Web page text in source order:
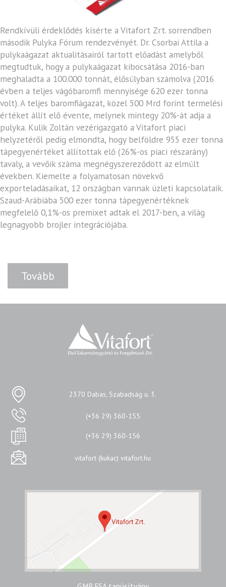
Rendkívüli érdeklődés kísérte a Vitafort Zrt. sorrendben
második Pulyka Fórum rendezvényét. Dr. Csorbai Attila a
pulykaágazat aktualitásairól tartott előadást amelyből
megtudtuk, hogy a pulykaágazat kibocsátása 2016-ban
meghaladta a 100.000 tonnát, élősúlyban számolva (2016
évben a teljes vágóbaromfi mennyisége 620 ezer tonna
volt). A teljes baromfiágazat, közel 500 Mrd forint termelési
értéket állít elő évente, melynek mintegy 20%-át adja a
pulyka. Kulik Zoltán vezérigazgató a Vitafort piaci
helyzetéről pedig elmondta, hogy belföldre 955 ezer tonna
tápegyenértéket állítottak elő (26%-os piaci részarány)
tavaly, a vevőik száma megnégyszereződött az elmúlt
években. Kiemelte a folyamatosan növekvő
exporteladásaikat, 12 országban vannak üzleti kapcsolataik.
Szaud-Arábiába 500 ezer tonna tápegyenértéknek
megfelelő 0,1%-os premixet adtak el 2017-ben, a világ
legnagyobb brojler integrációjába.
Tovább
2370 Dabas, Szabadság u. 3.
(+36 29) 360-155
(+36 29) 360-156
vitafort (kukac) vitafort.hu